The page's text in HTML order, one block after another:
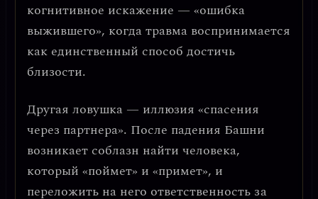
когнитивное искажение — «ошибка
выжившего», когда травма воспринимается
как единственный способ достичь
близости.
Другая ловушка — иллюзия «спасения
через партнера». После падения Башни
возникает соблазн найти человека,
который «поймет» и «примет», и
переложить на него ответственность за